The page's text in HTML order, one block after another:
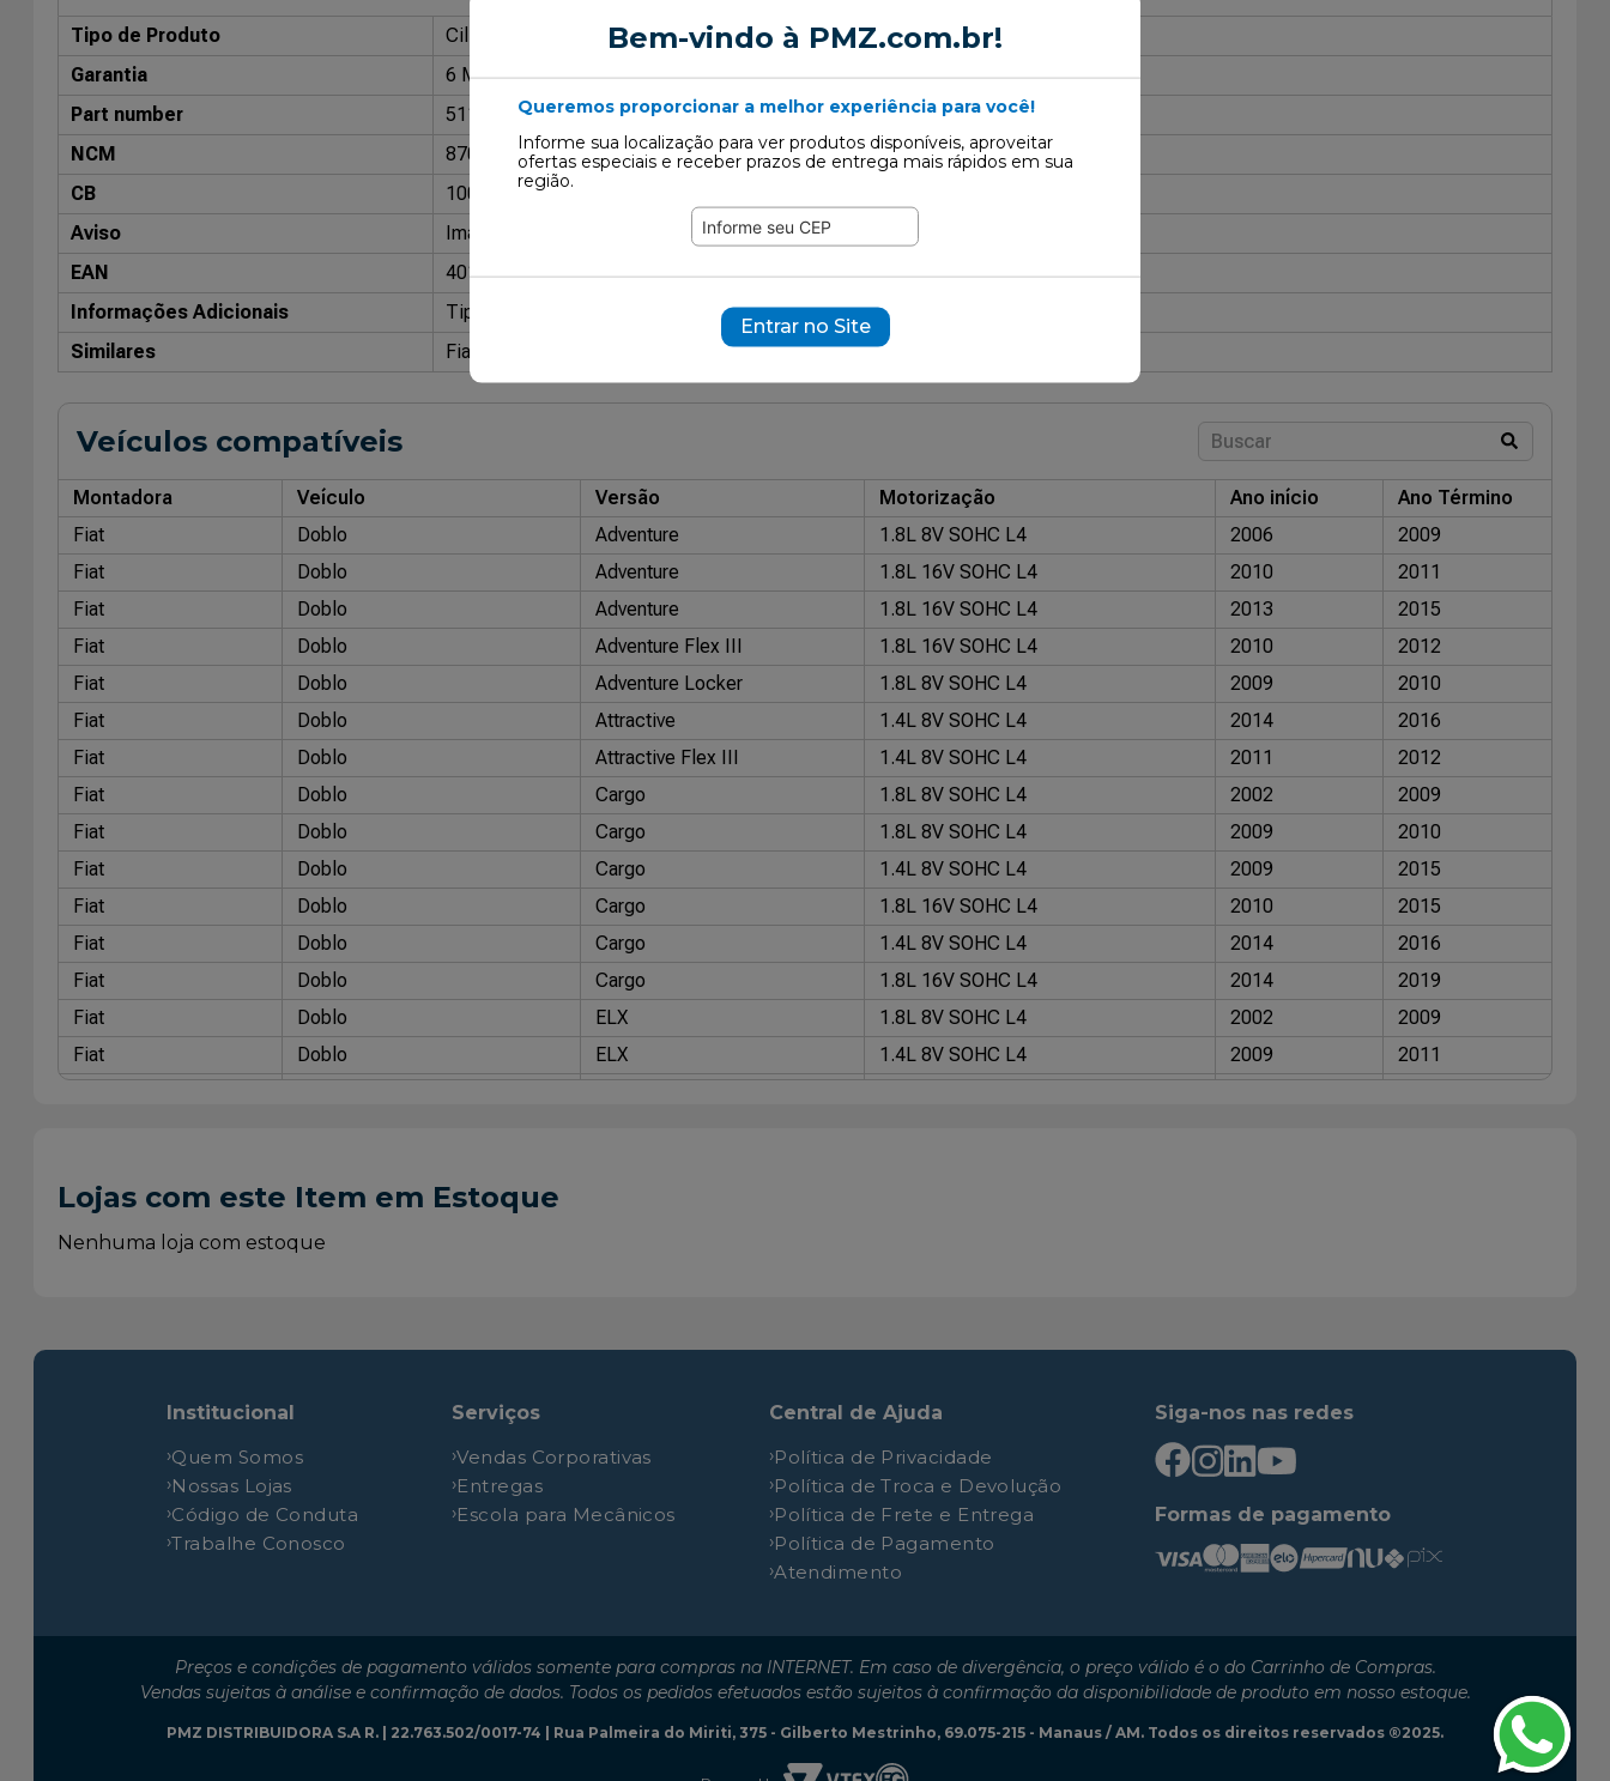
Bem-vindo à PMZ.com.br!
Queremos proporcionar a melhor experiência para você!
Informe sua localização para ver produtos disponíveis, aproveitar
ofertas especiais e receber prazos de entrega mais rápidos em sua
região.
Entrar no Site
Tipo de Produto
Cilindro Mestre de Embreagem
Garantia
6 Meses
Part number
511 0157 10
NCM
87089300
CB
10035000467
Aviso
Imagens meramente ilustrativas.
EAN
4014870543310
Informações Adicionais
Tipo de Transmissão: MANUAL
Similares
Fiat Original: 55190970
Veículos compatíveis
Montadora Veículo Versão Motorização Ano início
Ano Término
Fiat
Doblo Adventure 1.8L 8V SOHC L4 2006
2009
Fiat
Doblo Adventure 1.8L 16V SOHC L4 2010
2011
Fiat
Doblo Adventure 1.8L 16V SOHC L4 2013
2015
Fiat
Doblo Adventure Flex III 1.8L 16V SOHC L4 2010
2012
Fiat
Doblo Adventure Locker 1.8L 8V SOHC L4 2009
2010
Fiat
Doblo Attractive 1.4L 8V SOHC L4 2014
2016
Fiat
Doblo Attractive Flex III 1.4L 8V SOHC L4 2011
2012
Fiat
Doblo Cargo 1.8L 8V SOHC L4 2002
2009
Fiat
Doblo Cargo 1.8L 8V SOHC L4 2009
2010
Fiat
Doblo Cargo 1.4L 8V SOHC L4 2009
2015
Fiat
Doblo Cargo 1.8L 16V SOHC L4 2010
2015
Fiat
Doblo Cargo 1.4L 8V SOHC L4 2014
2016
Fiat
Doblo Cargo 1.8L 16V SOHC L4 2014
2019
Fiat
Doblo ELX 1.8L 8V SOHC L4 2002
2009
Fiat
Doblo ELX 1.4L 8V SOHC L4 2009
2011
Fiat
Doblo
Fiat
Doblo
Lojas com este Item em Estoque
Nenhuma loja com estoque
Institucional
Quem Somos
Nossas Lojas
Código de Conduta
Trabalhe Conosco
Serviços
Vendas Corporativas
Entregas
Escola para Mecânicos
Central de Ajuda
Política de Privacidade
Política de Troca e Devolução
Política de Frete e Entrega
Política de Pagamento
Atendimento
Siga-nos nas redes
Formas de pagamento
Preços e condições de pagamento válidos somente para compras na INTERNET. Em caso de divergência, o preço válido é o do Carrinho de Compras.
Vendas sujeitas à análise e confirmação de dados. Todos os pedidos efetuados estão sujeitos à confirmação da disponibilidade de produto em nosso estoque.
PMZ DISTRIBUIDORA S.A R. | 22.763.502/0017-74 | Rua Palmeira do Miriti, 375 - Gilberto Mestrinho, 69.075-215 - Manaus / AM. Todos os direitos reservados ®2025.